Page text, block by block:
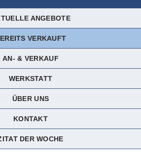
ANGEBOTE
VERKAUFT
AN- & VERKAUF
WERKSTATT
ÜBER UNS
KONTAKT
DER WOCHE